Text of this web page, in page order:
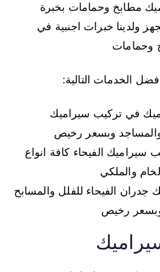
مطابخ وحمامات بخبرة
ولدينا خبرات اجنبية في
وحمامات
الخدمات التالية:
في تركيب سيراميك
وبسعر رخيص
الفيحاء كافة انواع
والملكي
الفيحاء للفلل والمسابح
وبسعر رخيص